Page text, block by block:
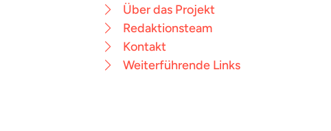
Über das Projekt
Redaktionsteam
Kontakt
Weiterführende Links